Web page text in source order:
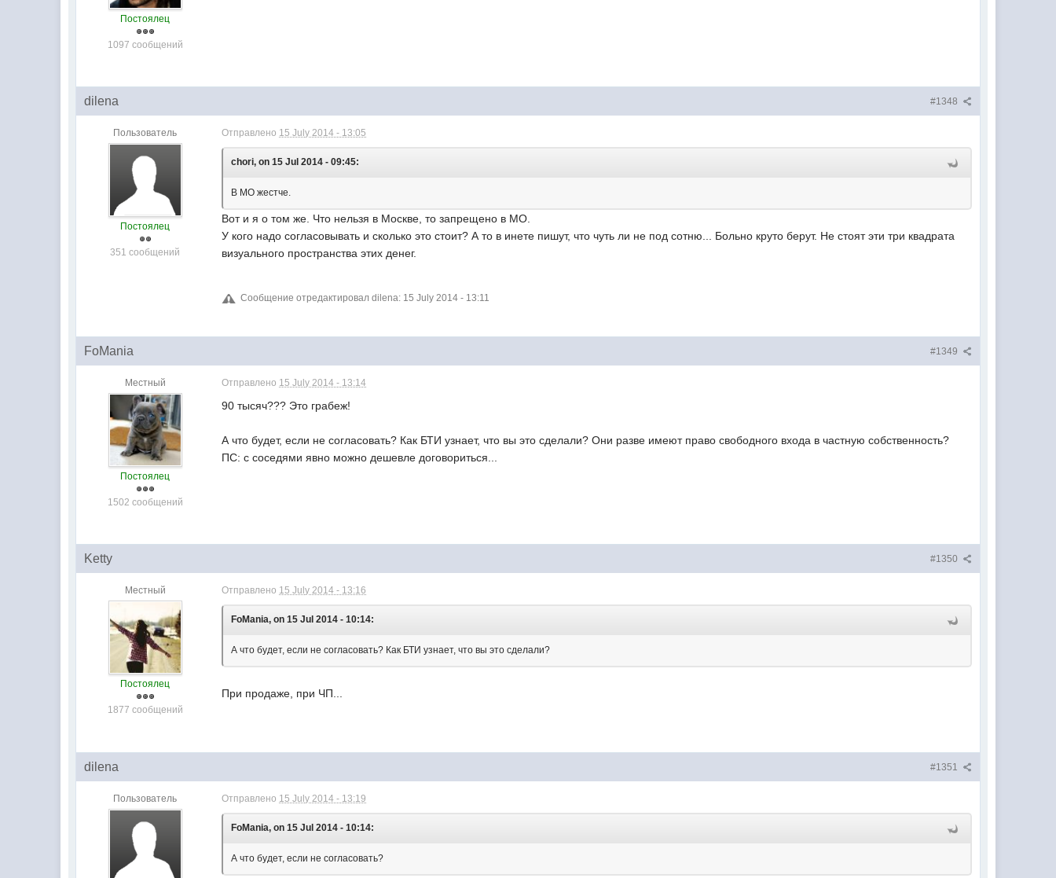
Постоялец
1097 сообщений
#1348
dilena
Пользователь
Постоялец
351 сообщений
Отправлено 15 July 2014 - 13:05
chori, on 15 Jul 2014 - 09:45:
В МО жестче.
Вот и я о том же. Что нельзя в Москве, то запрещено в МО.
У кого надо согласовывать и сколько это стоит? А то в инете пишут, что чуть ли не под сотню... Больно круто берут. Не стоят эти три квадрата
визуального пространства этих денег.
Сообщение отредактировал dilena: 15 July 2014 - 13:11
#1349
FoMania
Местный
Постоялец
1502 сообщений
Отправлено 15 July 2014 - 13:14
90 тысяч??? Это грабеж!
А что будет, если не согласовать? Как БТИ узнает, что вы это сделали? Они разве имеют право свободного входа в частную собственность?
ПС: с соседями явно можно дешевле договориться...
#1350
Ketty
Местный
Постоялец
1877 сообщений
Отправлено 15 July 2014 - 13:16
FoMania, on 15 Jul 2014 - 10:14:
А что будет, если не согласовать? Как БТИ узнает, что вы это сделали?
При продаже, при ЧП...
#1351
dilena
Пользователь Отправлено 15 July 2014 - 13:19
FoMania, on 15 Jul 2014 - 10:14:
А что будет, если не согласовать?